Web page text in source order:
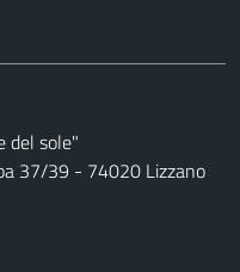
del sole"
37/39 - 74020 Lizzano